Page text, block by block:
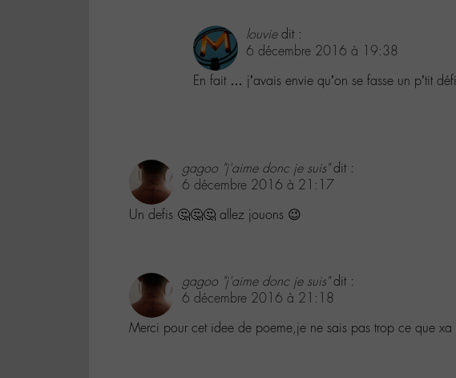
louvie dit :
6 décembre 2016 à 19:38
En fait … j’avais envie qu’on se fasse un p’tit
gagoo "j'aime donc je suis" dit :
6 décembre 2016 à 21:17
Un defis 🤔🤔🤔 allez jouons 😉
gagoo "j'aime donc je suis" dit :
6 décembre 2016 à 21:18
Merci pour cet idee de poeme,je ne sais pas trop ce que